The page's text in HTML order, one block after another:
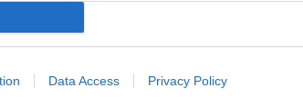
Data Access Privacy Policy
Blogajánló